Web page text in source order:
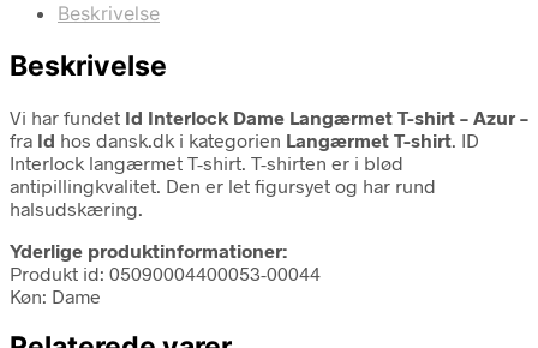
Beskrivelse
Beskrivelse
Vi har fundet Id Interlock Dame Langærmet T-shirt – Azur –
fra Id hos dansk.dk i kategorien Langærmet T-shirt. ID
Interlock langærmet T-shirt. T-shirten er i blød
antipillingkvalitet. Den er let figursyet og har rund
halsudskæring.
Yderlige produktinformationer:
Produkt id: 05090004400053-00044
Køn: Dame